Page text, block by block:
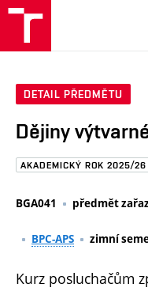
Brno
DETAIL PŘEDMĚTU
Dějiny
AKADEMICKÝ ROK 2025/26
BGA041 předmět
BPC-APS zimní
Kurz posluchačům